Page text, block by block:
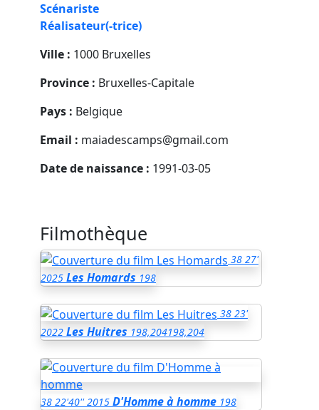
Scénariste
Réalisateur(-trice)
Ville : 1000 Bruxelles
Province : Bruxelles-Capitale
Pays : Belgique
Email : maiadescamps@gmail.com
Date de naissance : 1991-03-05
Filmothèque
38 27'
2025 Les Homards 198
38 23'
2022 Les Huitres 198,204198,204
38 22'40'' 2015 D'Homme à homme 198